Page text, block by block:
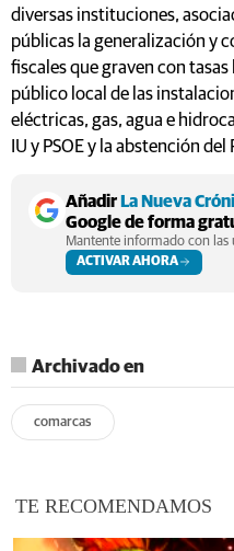
diversas instituciones,
públicas la generalización y
fiscales que graven con
público local de las
eléctricas, gas, agua e
IU y PSOE y la abstención del
AñadirLa Nueva
Google de forma
Mantente informado con
ACTIVAR AHORA
Archivado en
comarcas
TE RECOMENDAMOS